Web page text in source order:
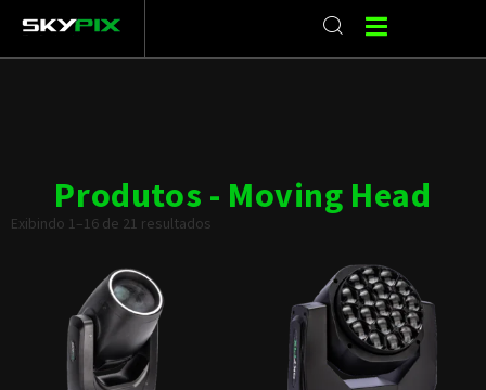
Produtos - Moving Head
Exibindo 1–16 de 21 resultados